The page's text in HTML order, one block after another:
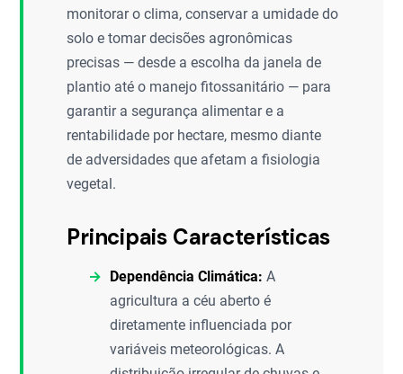
monitorar o clima, conservar a umidade do
solo e tomar decisões agronômicas
precisas — desde a escolha da janela de
plantio até o manejo fitossanitário — para
garantir a segurança alimentar e a
rentabilidade por hectare, mesmo diante
de adversidades que afetam a fisiologia
vegetal.
Principais Características
Dependência Climática: A
agricultura a céu aberto é
diretamente influenciada por
variáveis meteorológicas. A